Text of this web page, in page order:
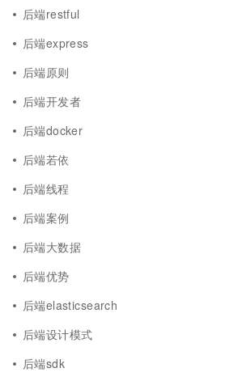
后端restful
后端express
后端原则
后端开发者
后端docker
后端若依
后端线程
后端案例
后端大数据
后端优势
后端elasticsearch
后端设计模式
后端sdk